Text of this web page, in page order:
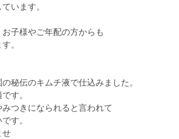
います。
子様やご年配の方からも
。
秘伝のキムチ液で仕込みました。
す。
つきになられると言われて
す。
せ